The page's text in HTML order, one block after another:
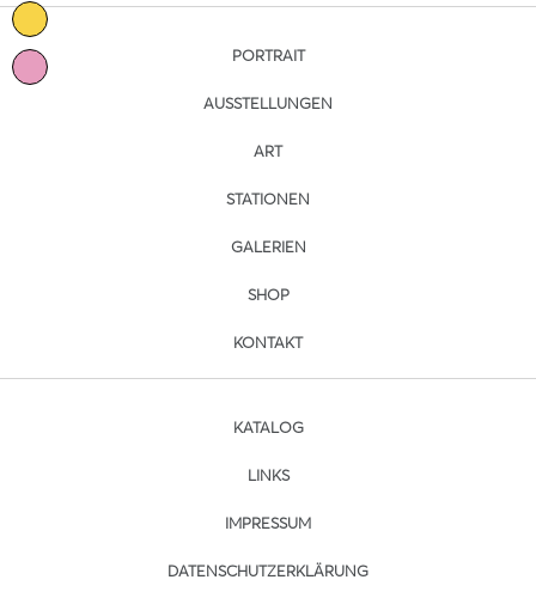
PORTRAIT
AUSSTELLUNGEN
ART
STATIONEN
GALERIEN
SHOP
KONTAKT
KATALOG
LINKS
IMPRESSUM
DATENSCHUTZERKLÄRUNG